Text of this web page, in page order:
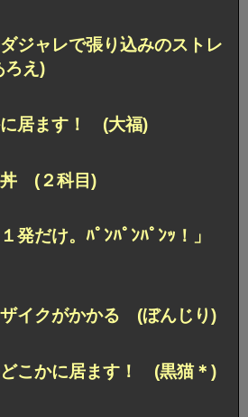
ジャレで張り込みのストレ
え)
居ます！ (大福)
丼 (２科目)
発だけ。ﾊﾟﾝﾊﾟﾝﾊﾟﾝｯ！」
イクがかかる (ぼんじり)
こかに居ます！ (黒猫＊)